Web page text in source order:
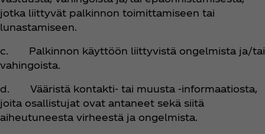
jotka liittyvät palkinnon toimittamiseen tai
lunastamiseen.
c. Palkinnon käyttöön liittyvistä ongelmista ja/tai
vahingoista.
d. Vääristä kontakti- tai muusta -informaatiosta,
joita osallistujat ovat antaneet sekä siitä
aiheutuneesta virheestä ja ongelmista.